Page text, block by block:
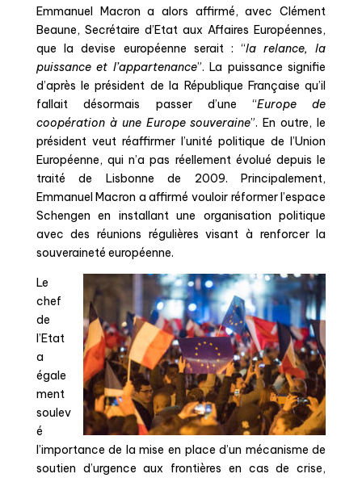
Emmanuel Macron a alors affirmé, avec Clément
Beaune, Secrétaire d’Etat aux Affaires Européennes,
que la devise européenne serait : “la relance, la
puissance et l’appartenance”. La puissance signifie
d’après le président de la République Française qu’il
fallait désormais passer d’une “Europe de
coopération à une Europesouveraine”. En outre, le
président veut réaffirmer l’unité politique de l’Union
Européenne, qui n’a pas réellement évolué depuis le
traité de Lisbonne de 2009. Principalement,
Emmanuel Macron a affirmé vouloir réformer l’espace
Schengen en installant une organisation politique
avec des réunions régulières visant à renforcer la
souveraineté européenne.
Le
chef
de
l’Etat
a
égale
ment
soulev
é
l’importance de la mise en place d’un mécanisme de
soutien d’urgence aux frontières en cas de crise,